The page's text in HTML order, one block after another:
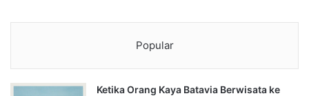
Popular
Ketika Orang Kaya Batavia Berwisata ke